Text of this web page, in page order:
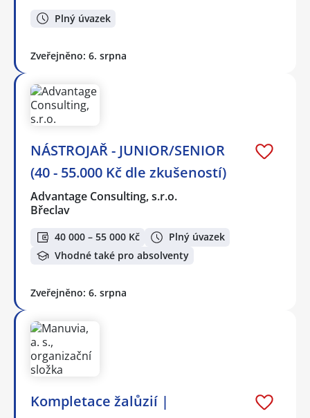
Plný úvazek
Zveřejněno: 6. srpna
NÁSTROJAŘ - JUNIOR/SENIOR
(40 - 55.000 Kč dle zkušeností)
Advantage Consulting, s.r.o.
Břeclav
40 000 – 55 000 Kč
Plný úvazek
Vhodné také pro absolventy
Zveřejněno: 6. srpna
Kompletace žalůzií |